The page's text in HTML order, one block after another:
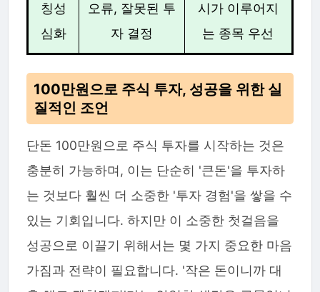
칭성
심화
오류, 잘못된 투
자 결정
시가 이루어지
는 종목 우선
100만원으로 주식 투자, 성공을 위한 실
질적인 조언
단돈 100만원으로 주식 투자를 시작하는 것은
충분히 가능하며, 이는 단순히 '큰돈'을 투자하
는 것보다 훨씬 더 소중한 '투자 경험'을 쌓을 수
있는 기회입니다. 하지만 이 소중한 첫걸음을
성공으로 이끌기 위해서는 몇 가지 중요한 마음
가짐과 전략이 필요합니다. '작은 돈이니까 대